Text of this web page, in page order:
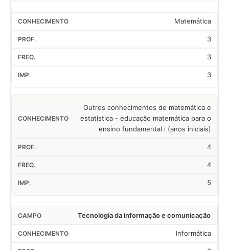
Matemática
3
3
3
Outros conhecimentos de matemática e
estatística - educação matemática para o
ensino fundamental i (anos iniciais)
4
4
5
Tecnologia da informação e comunicação
Informática